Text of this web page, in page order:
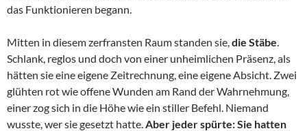
das Funktionieren begann.
Mitten in diesem zerfransten Raum standen sie, die Stäbe
Schlank, reglos und doch von einer unheimlichen Präsenz, als
hätten sie eine eigene Zeitrechnung, eine eigene Absicht. Zwei
glühten rot wie offene Wunden am Rand der Wahrnehmung,
einer zog sich in die Höhe wie ein stiller Befehl. Niemand
wusste, wer sie gesetzt hatte. Aber jeder spürte: Sie hatten